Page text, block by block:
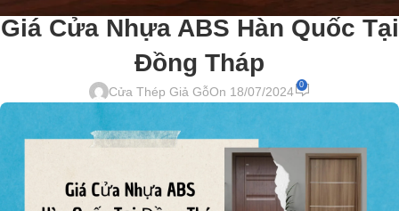
Giá Cửa Nhựa ABS Hàn Quốc Tại
Đồng Tháp
Cửa Thép Giả GỗOn 18/07/2024 0